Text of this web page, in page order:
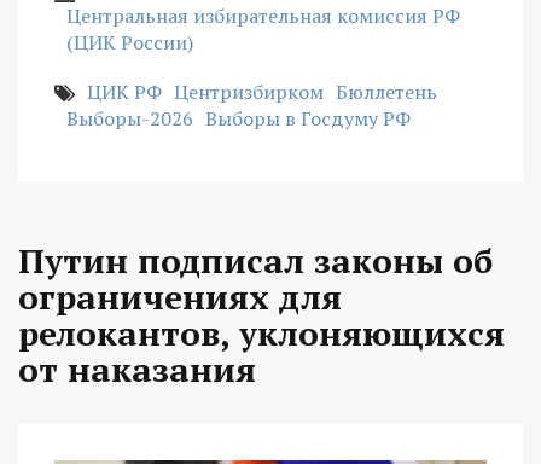
Центральная избирательная комиссия РФ
(ЦИК России)
ЦИК РФ Центризбирком Бюллетень
Выборы-2026 Выборы в Госдуму РФ
Путин подписал законы об
ограничениях для
релокантов, уклоняющихся
от наказания